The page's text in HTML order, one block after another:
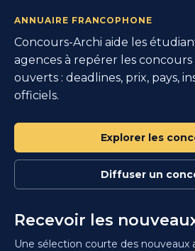
ANNUAIRE FRANCOPHONE
Concours-Archi aide les
agences à repérer les
ouverts : deadlines, prix, pays,
officiels.
Explorer les
Diffuser un
Recevoir les
Une sélection courte des nouveaux